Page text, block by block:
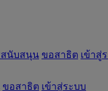
สนับสนุน ขอสาธิต เข้าสู่
ขอสาธิต เข้าสู่ระบบ